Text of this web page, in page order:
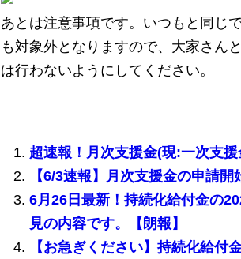
あとは注意事項です。いつもと同じ
も対象外となりますので、大家さん
は行わないようにしてください。
超速報！月次支援金(現:一次支
【6/3速報】月次支援金の申請
6月26日最新！持続化給付金の
見の内容です。【朗報】
【お急ぎください】持続化給付